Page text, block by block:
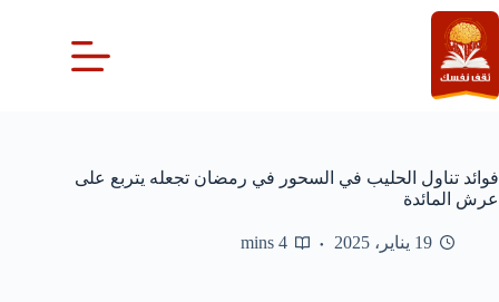
التجاوز
إلى
المحتوى
فوائد تناول الحليب في السحور في رمضان تجعله يتربع على
عرش المائدة
19 يناير، 2025 4 mins